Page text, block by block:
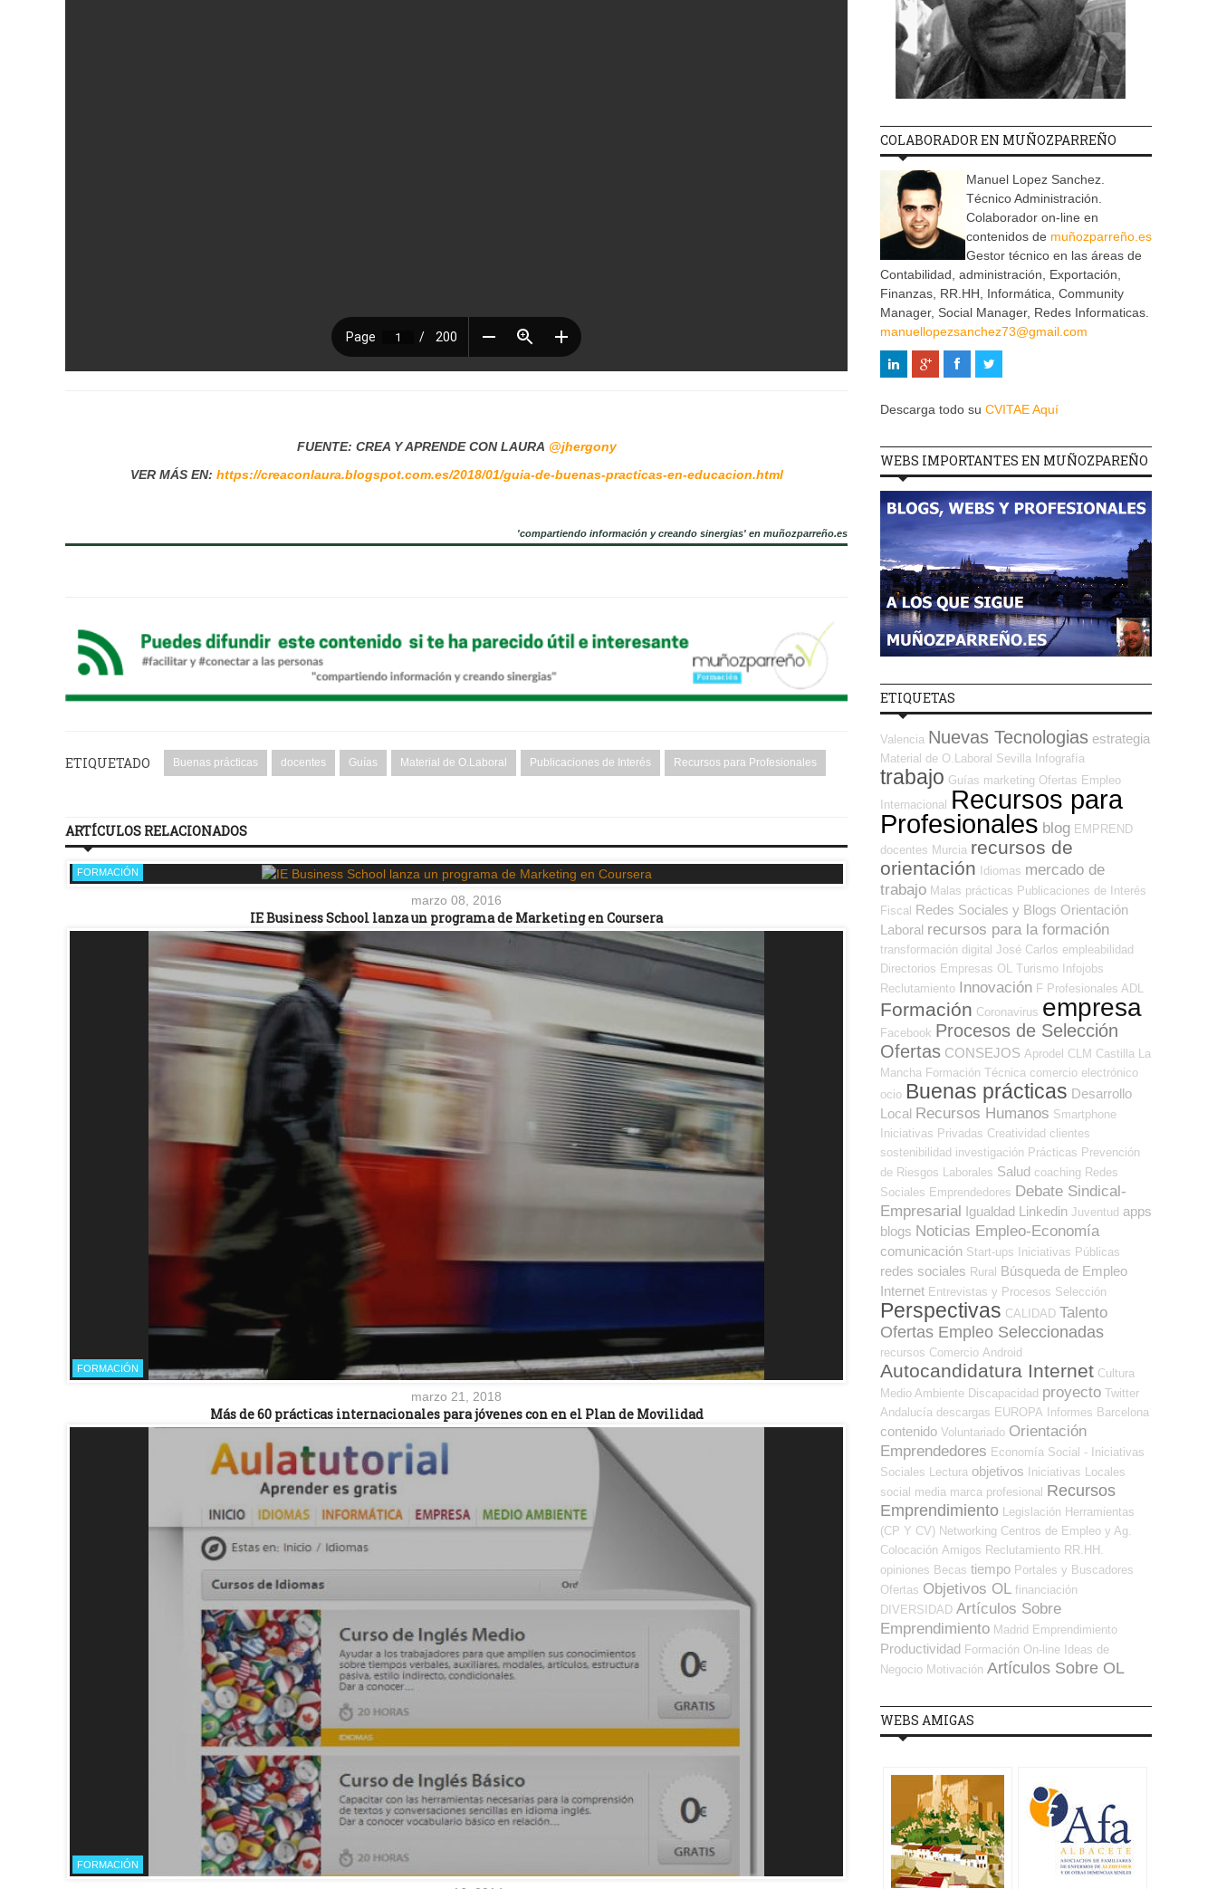
FUENTE: CREA Y APRENDE CON LAURA @jhergony
VER MÁS EN: https://creaconlaura.blogspot.com.es/2018/01/guia-de-buenas-practicas-en-educacion.html
'compartiendo información y creando sinergias' en muñozparreño.es
ETIQUETADO Buenas prácticas docentes Guías Material de O.Laboral Publicaciones de Interés Recursos para Profesionales
ARTÍCULOS RELACIONADOS
FORMACIÓN
marzo 08, 2016
IE Business School lanza un programa de Marketing en Coursera
FORMACIÓN
marzo 21, 2018
Más de 60 prácticas internacionales para jóvenes con en el Plan de Movilidad
FORMACIÓN
COLABORADOR EN MUÑOZPARREÑO
Manuel Lopez Sanchez.
Técnico Administración.
Colaborador on-line en
contenidos de muñozparreño.es
Gestor técnico en las áreas de
Contabilidad, administración, Exportación,
Finanzas, RR.HH, Informática, Community
Manager, Social Manager, Redes Informaticas.
manuellopezsanchez73@gmail.com
Descarga todo su CVITAE Aquí
WEBS IMPORTANTES EN MUÑOZPAREÑO
ETIQUETAS
Valencia Nuevas Tecnologias estrategia
Material de O.Laboral Sevilla Infografía
trabajo Guías marketing Ofertas Empleo
Internacional
Recursos para
Profesionales blog EMPREND
docentes Murcia recursos de
orientación
Idiomas mercado de
trabajo Malas prácticas Publicaciones de Interés
Fiscal Redes Sociales y Blogs Orientación
Laboral recursos para la formación
transformación digital José Carlos empleabilidad
Directorios Empresas OL
Turismo Infojobs
Reclutamiento Innovación F Profesionales ADL
Formación Coronavirus empresa
Facebook Procesos de Selección
Ofertas CONSEJOS Aprodel CLM Castilla La
Mancha Formación Técnica comercio electrónico
ocio Buenas prácticas Desarrollo
Local Recursos Humanos Smartphone
Iniciativas Privadas Creatividad clientes
sostenibilidad investigación Prácticas Prevención
de Riesgos Laborales Salud coaching Redes
Sociales Emprendedores Debate Sindical-
Empresarial Igualdad Linkedin Juventud apps
blogs Noticias Empleo-Economía
comunicación Start-ups Iniciativas Públicas
redes sociales Rural Búsqueda de Empleo
Internet Entrevistas y Procesos Selección
Perspectivas CALIDAD Talento
Ofertas Empleo Seleccionadas
recursos Comercio Android
Autocandidatura Internet Cultura
Medio Ambiente Discapacidad proyecto Twitter
Andalucía descargas EUROPA Informes Barcelona
contenido Voluntariado Orientación
Emprendedores Economía Social - Iniciativas
Sociales
Lectura objetivos
Iniciativas Locales
social media marca profesional Recursos
Emprendimiento
Legislación Herramientas
(CP Y CV) Networking Centros de Empleo y Ag.
Colocación Amigos Reclutamiento RR.HH.
opiniones Becas tiempo Portales y Buscadores
Ofertas Objetivos OL financiación
DIVERSIDAD Artículos Sobre
Emprendimiento Madrid Emprendimiento
Productividad Formación On-line Ideas de
Negocio Motivación Artículos Sobre OL
WEBS AMIGAS